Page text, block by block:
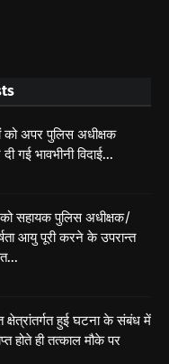
को अपर पुलिस अधीक्षक
गई भावभीनी विदाई...
सहायक पुलिस अधीक्षक/
आयु पूरी करने के उपरान्त
क्षेत्रांतर्गत हुई घटना के संबंध में
होते ही तत्काल मौके पर